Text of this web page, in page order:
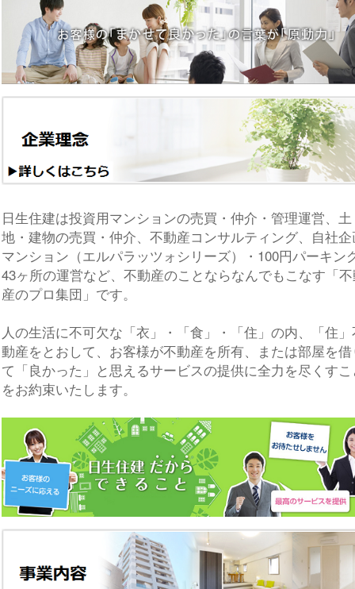
日生住建は投資用マンションの売買・仲介・管理運営、土
地・建物の売買・仲介、不動産コンサルティング、自社
マンション（エルパラッツォシリーズ）・100円パーキン
43ヶ所の運営など、不動産のことならなんでもこなす「
産のプロ集団」です。
人の生活に不可欠な「衣」・「食」・「住」の内、「住
動産をとおして、お客様が不動産を所有、または部屋を
て「良かった」と思えるサービスの提供に全力を尽くす
をお約束いたします。